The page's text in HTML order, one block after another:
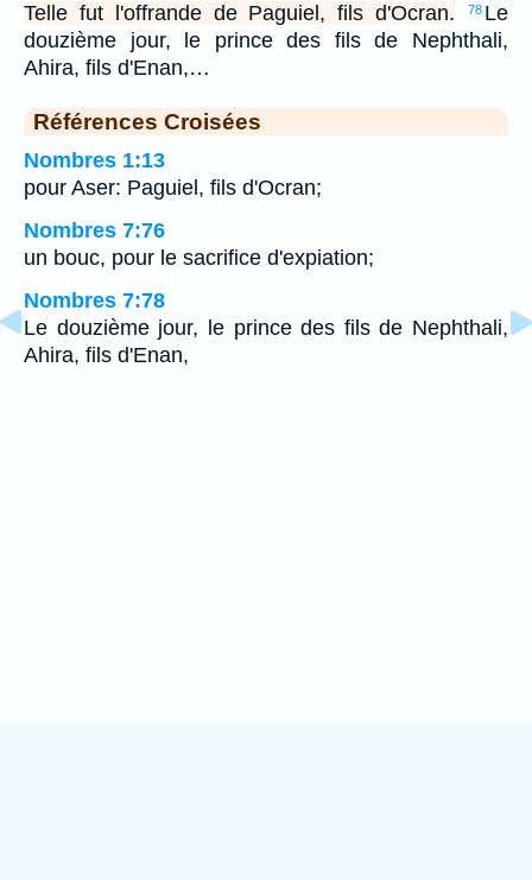
Telle fut l'offrande de Paguiel, fils d'Ocran.
78 Le
douzième jour, le prince des fils de Nephthali,
Ahira, fils d'Enan,…
Références Croisées
Nombres 1:13
pour Aser: Paguiel, fils d'Ocran;
Nombres 7:76
un bouc, pour le sacrifice d'expiation;
Nombres 7:78
Le douzième jour, le prince des fils de Nephthali,
Ahira, fils d'Enan,